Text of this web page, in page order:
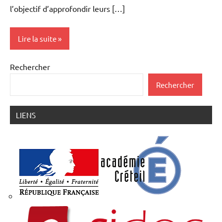
l’objectif d’approfondir leurs […]
Lire la suite
Voyages
scolaires
Rechercher
Rechercher
LIENS